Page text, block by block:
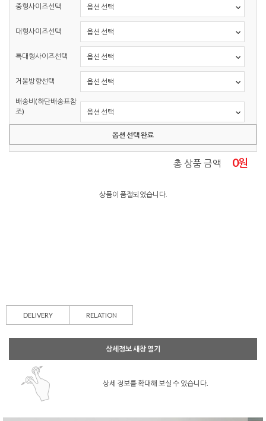
중형사이즈선택
대형사이즈선택
특대형사이즈선택
거울방향선택
배송비(하단배송표참
조)
옵션 선택 완료
총 상품 금액 0원
상품이 품절되었습니다.
DELIVERY RELATION
상세정보 새창 열기
상세 정보를 확대해 보실 수 있습니다.